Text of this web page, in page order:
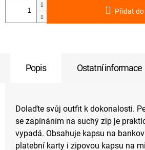
Přidat
Popis Ostatní informace
Dolaďte svůj outfit k dokonalosti.
se zapínáním na suchý zip je
vypadá. Obsahuje kapsu na
platební karty i zipovou kapsu na